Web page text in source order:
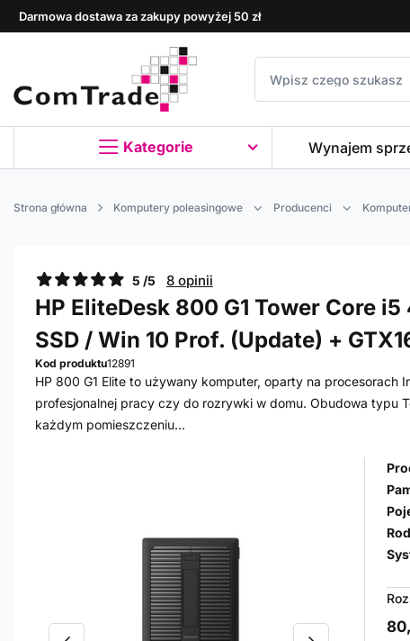
Darmowa dostawa za zakupy powyżej 50 zł
Kategorie Wynajem
Strona główna Komputery poleasingowe Producenci
5 /5 8 opinii
HP EliteDesk 800 G1 Tower Core
SSD / Win 10 Prof. (Update) +
Kod produktu12891
HP 800 G1 Elite to używany komputer, oparty na
profesjonalnej pracy czy do rozrywki w domu. Obudowa typu
każdym pomieszczeniu...